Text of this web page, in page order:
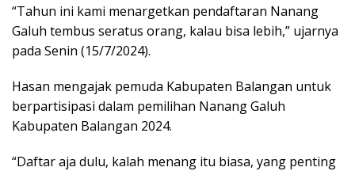
“Tahun ini kami menargetkan pendaftaran Nanang
Galuh tembus seratus orang, kalau bisa lebih,” ujarnya
pada Senin (15/7/2024).
Hasan mengajak pemuda Kabupaten Balangan untuk
berpartisipasi dalam pemilihan Nanang Galuh
Kabupaten Balangan 2024.
“Daftar aja dulu, kalah menang itu biasa, yang penting